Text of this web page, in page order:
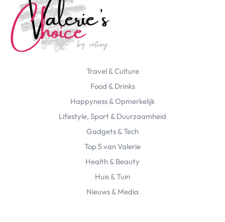
Travel & Culture
Food & Drinks
Happyness & Opmerkelijk
Lifestyle, Sport & Duurzaamheid
Gadgets & Tech
Top 5 van Valerie
Health & Beauty
Huis & Tuin
Nieuws & Media